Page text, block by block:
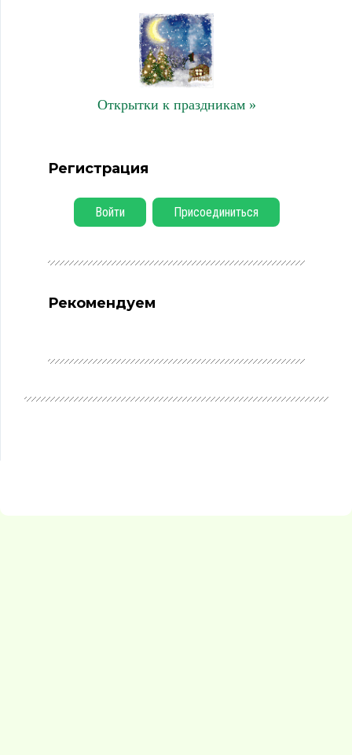
Открытки к праздникам »
Регистрация
Войти Присоединиться
Рекомендуем